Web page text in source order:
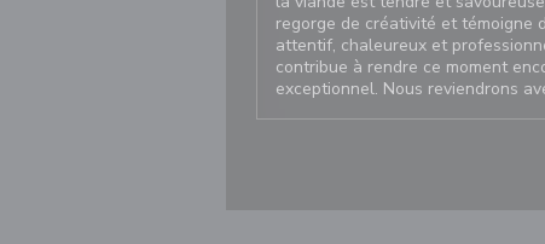
regorge de créativité et témoigne
attentif, chaleureux et
contribue à rendre ce moment
exceptionnel. Nous reviendrons